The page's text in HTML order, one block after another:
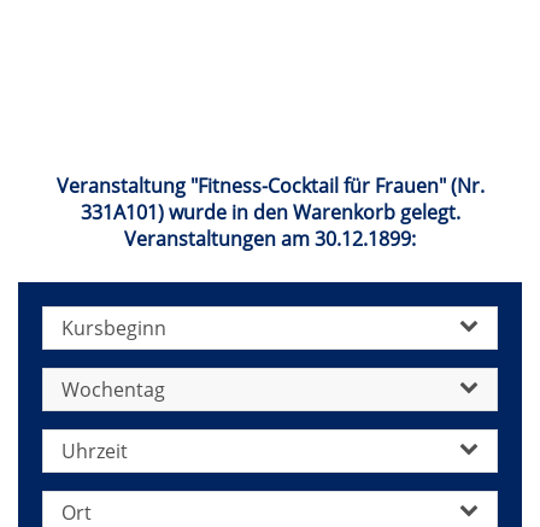
Veranstaltung "Fitness-Cocktail für Frauen" (Nr.
331A101) wurde in den Warenkorb gelegt.
Veranstaltungen am 30.12.1899:
Kursbeginn
Wochentag
Uhrzeit
Ort